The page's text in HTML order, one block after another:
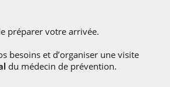
préparer votre arrivée.
besoins et d’organiser une visite
du médecin de prévention.